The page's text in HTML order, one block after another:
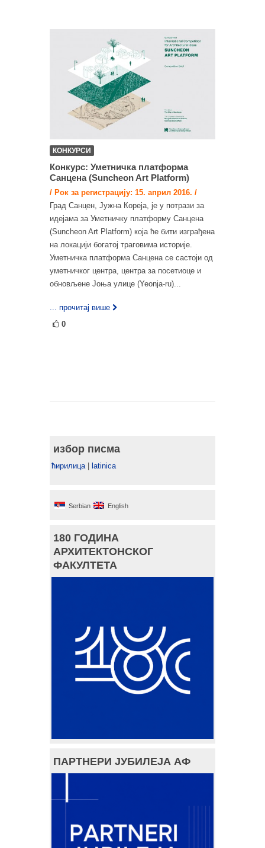
КОНКУРСИ
Конкурс: Уметничкa платформa
Санцена (Suncheon Art Platform)
/ Рок за регистрацију: 15. април 2016. /
Град Санцен, Јужна Кореја, је у потрази за
идејама за Уметничку платформу Санцена
(Suncheon Art Platform) која ће бити изграђена
на локацији богатој траговима историје.
Уметничка платформа Санцена се састоји од
уметничког центра, центра за посетиоце и
обновљене Јоња улице (Yeonja-ru)...
... прочитај више
0
избор писма
ћирилица latinica
Serbian English
180 ГОДИНА
АРХИТЕКТОНСКОГ
ФАКУЛТЕТА
ПАРТНЕРИ ЈУБИЛЕЈА АФ